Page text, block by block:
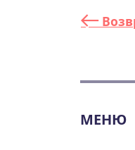
МЕНЮ